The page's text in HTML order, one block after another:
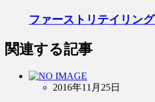
ファーストリテイリン
関連する記事
2016年11月25日